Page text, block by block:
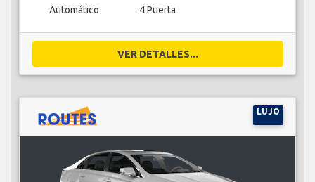
Automático 4 Puerta
VER DETALLES...
LUJO